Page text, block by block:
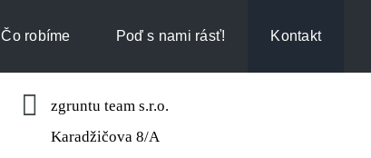
Čo robíme Poď s nami rásť! Kontakt
zgruntu team s.r.o.
Karadžičova 8/A